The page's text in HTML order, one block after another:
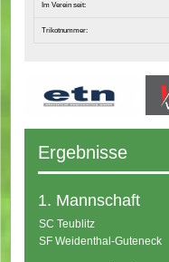
Im Verein seit:
Trikotnummer:
Ergebnisse
1. Mannschaft
SC Teublitz
SF Weidenthal-Guteneck